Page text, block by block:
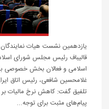
یازدهمین نشست هیات نمایندگان
قالیباف رئیس مجلس شورای
اسلامی و فعالان بخش خصوصی
غلامحسین شافعی، رئیس اتاق
تلفیق گفت: کاهش نرخ مالیات
پیام‌های مثبت برای توجه...